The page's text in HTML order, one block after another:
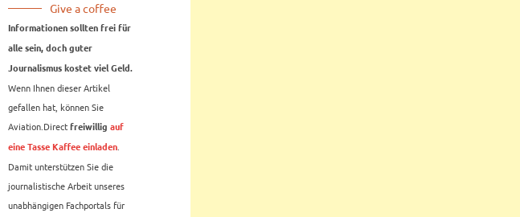
Give a coffee
Informationen sollten frei für
alle sein, doch guter
Journalismus kostet viel Geld.
Wenn Ihnen dieser Artikel
gefallen hat, können Sie
Aviation.Direct freiwillig auf
eine Tasse Kaffee einladen.
Damit unterstützen Sie die
journalistische Arbeit unseres
unabhängigen Fachportals für